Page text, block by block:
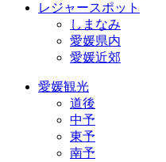
レジャースポット
しまなみ
愛媛県内
愛媛近郊
愛媛観光
道後
中予
東予
南予